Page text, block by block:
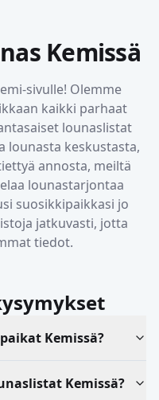
Kemissä
-sivulle! Olemme
kaikki parhaat
lounaslistat
lounasta keskustasta,
annosta, meiltä
lounastarjontaa
suosikkipaikkasi jo
jatkuvasti, jotta
tiedot.
Kemissä?
Kemissä?